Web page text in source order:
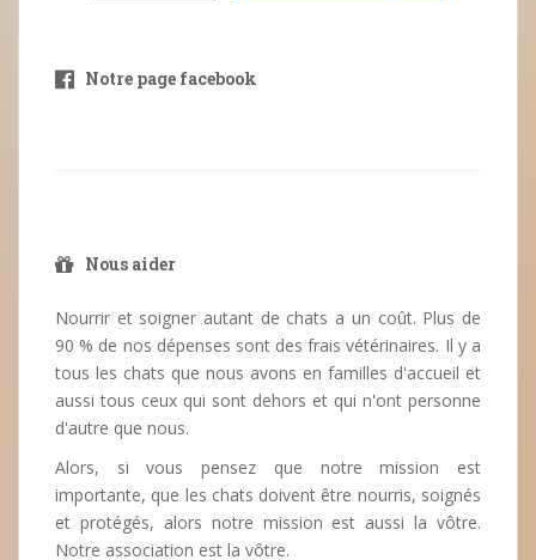
Notre page facebook
Nous aider
Nourrir et soigner autant de chats a un coût. Plus de
90 % de nos dépenses sont des frais vétérinaires. Il y a
tous les chats que nous avons en familles d'accueil et
aussi tous ceux qui sont dehors et qui n'ont personne
d'autre que nous.
Alors, si vous pensez que notre mission est
importante, que les chats doivent être nourris, soignés
et protégés, alors notre mission est aussi la vôtre.
Notre association est la vôtre.